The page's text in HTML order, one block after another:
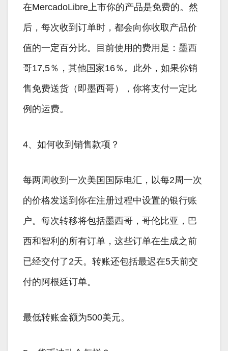
在MercadoLibre上市你的产品是免费的。然
后，每次收到订单时，都会向你收取产品价
值的一定百分比。目前使用的费用是：墨西
哥17,5％，其他国家16％。此外，如果你销
售免费送货（即墨西哥），你将支付一定比
例的运费。
4、如何收到销售款项？
每两周收到一次美国国际电汇，以每2周一次
的价格发送到你在注册过程中设置的银行账
户。每次转移将包括墨西哥，哥伦比亚，巴
西和智利的所有订单，这些订单在生成之前
已经交付了2天。转账还包括最迟在5天前交
付的阿根廷订单。
最低转账金额为500美元。